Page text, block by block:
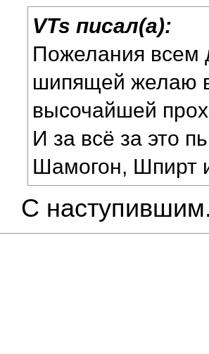
VTs писал(а):
Пожелания всем
шипящей желаю
высочайшей
И за всё за это
Шамогон, Шпирт
С наступившим.